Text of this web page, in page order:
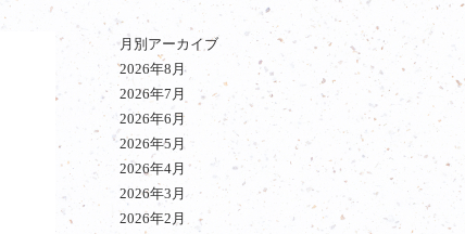
月別アーカイブ
2026年8月
2026年7月
2026年6月
2026年5月
2026年4月
2026年3月
2026年2月